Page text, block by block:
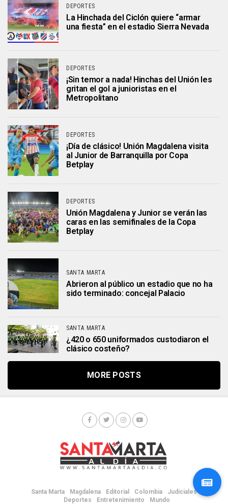
DEPORTES
La Hinchada del Ciclón quiere “armar
una fiesta” en el estadio Sierra Nevada
DEPORTES
¡Sin temor a nada! Hinchas del Unión les
gritan el gol a junioristas en el
Metropolitano
DEPORTES
¡Día de clásico! Unión Magdalena visita
al Junior de Barranquilla por Copa
Betplay
DEPORTES
Unión Magdalena y Junior se verán las
caras en las semifinales de la Copa
Betplay
SANTA MARTA
Abrieron al público un estadio que no ha
sido terminado: concejal Palacio
SANTA MARTA
¿420 o 650 uniformados custodiaron el
clásico costeño?
MORE POSTS
Santa Marta Magdalena Editorial Colombia
Judiciales
Deportes
Entretenimiento Mundo